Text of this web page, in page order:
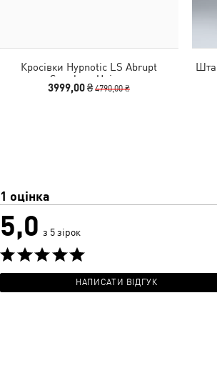
Кросівки Hypnotic LS Abrupt
Sneakers Unisex
3999,00 ₴4790,00 ₴
1 оцінка
5,0 з 5 зірок
НАПИСАТИ ВІДГУК